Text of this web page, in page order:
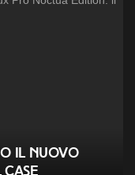
il nuovo